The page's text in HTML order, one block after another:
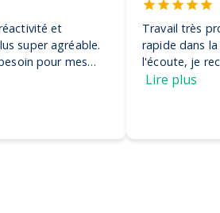
et efficace. Ils ont été très
de la commande et très à
! Encore merci, on adore nos